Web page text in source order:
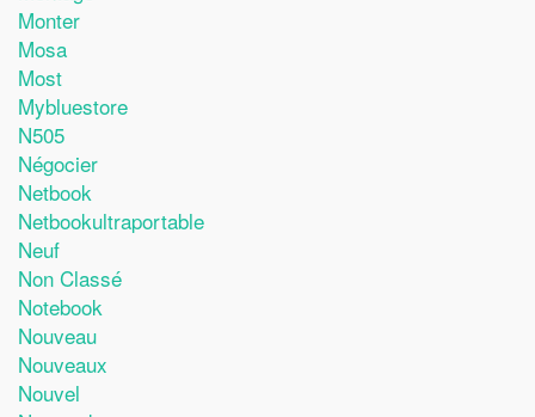
Monter
Mosa
Most
Mybluestore
N505
Négocier
Netbook
Netbookultraportable
Neuf
Non Classé
Notebook
Nouveau
Nouveaux
Nouvel